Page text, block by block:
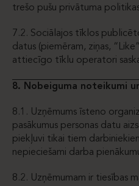
trešo pušu privātuma
7.2. Sociālajos tīklos
datus (piemēram, ziņas,
attiecīgo tīklu operatori
8. Nobeiguma noteikumi
8.1. Uzņēmums īsteno
pasākumus personas datu
piekļuvi tikai tiem
nepieciešami darba
8.2. Uzņēmumam ir tiesības